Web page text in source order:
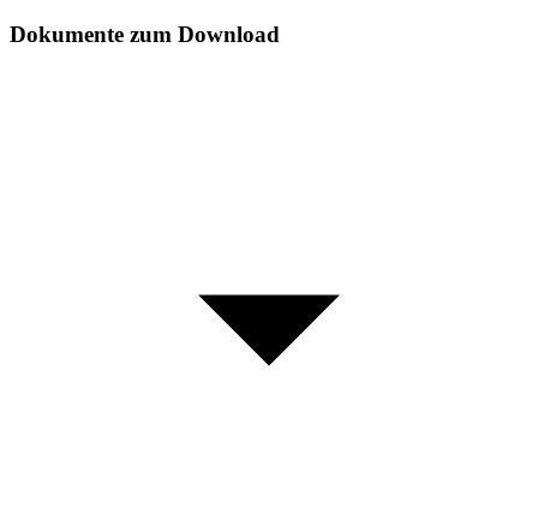
Dokumente zum Download